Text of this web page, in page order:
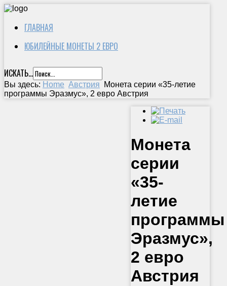
ГЛАВНАЯ
ЮБИЛЕЙНЫЕ МОНЕТЫ 2 ЕВРО
ИСКАТЬ...
Вы здесь: Home Австрия
Монета серии «35-летие
программы Эразмус», 2 евро Австрия
Монета
серии
«35-
летие
программы
Эразмус»,
2 евро
Австрия